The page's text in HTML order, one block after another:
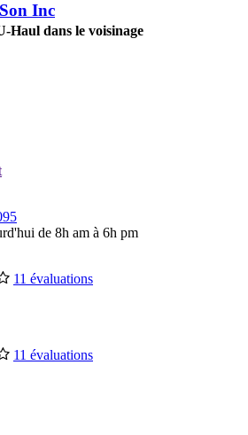
Inc
Haul dans le voisinage
de 8h am à 6h pm
11 évaluations
11 évaluations